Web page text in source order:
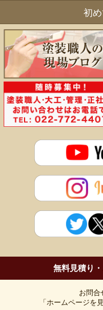
（青葉区・泉区・太白区・宮城野区
多賀城市、塩竈市、名取市、
宮城郡
(利府町・七ヶ浜町・松島町)
黒川郡
(富谷町・大和町・大郷町・大衡村)
刈田郡、遠田郡など。
詳しくは「エリアマップ」を
初
ハッピーリフォームの特徴
施行の流れについて
専門店のまごころ お見積
会社概要
無料見積り
お問合
「ホームページを